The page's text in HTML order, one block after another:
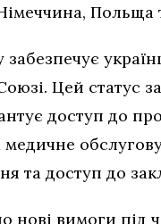
Польща
Цей статус
доступ до
та доступ до
нові вимоги